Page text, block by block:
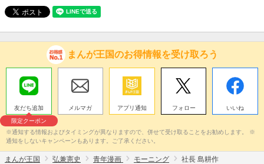
まんが王国のお得情報を受け取ろう
友だち追加
限定クーポン
メルマガ アプリ通知 フォロー いいね
※通知する情報およびタイミングが異なりますので、併せて受け取ることをお勧めします。 ※
通知をしないキャンペーンもあります。ご了承ください。
まんが王国 弘兼憲史 青年漫画 モーニング 社長 島耕作